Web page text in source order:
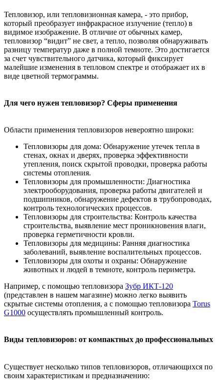
Тепловизор, или тепловизионная камера, - это прибор,
который преобразует инфракрасное излучение (тепло) в
видимое изображение. В отличие от обычных камер,
тепловизор “видит” не свет, а тепло, позволяя обнаруживать
разницу температур даже в полной темноте. Это достигается
за счет чувствительного датчика, который фиксирует
малейшие изменения в тепловом спектре и отображает их в
виде цветной термограммы.
Для чего нужен тепловизор? Сферы применения
Области применения тепловизоров невероятно широки:
Тепловизоры для дома: Обнаружение утечек тепла в
стенах, окнах и дверях, проверка эффективности
утепления, поиск скрытой проводки, проверка работы
системы отопления.
Тепловизоры для промышленности: Диагностика
электрооборудования, проверка работы двигателей и
подшипников, обнаружение дефектов в трубопроводах,
контроль технологических процессов.
Тепловизоры для строительства: Контроль качества
строительства, выявление мест проникновения влаги,
проверка герметичности кровли.
Тепловизоры для медицины: Ранняя диагностика
заболеваний, выявление воспалительных процессов.
Тепловизоры для охоты и охраны: Обнаружение
животных и людей в темноте, контроль периметра.
Например, с помощью тепловизора Зубр ИКТ-120
(представлен в нашем магазине) можно легко выявить
скрытые системы отопления, а с помощью тепловизора Torus
G1000 осуществлять промышленный контроль.
Виды тепловизоров: от компактных до профессиональных
Существует несколько типов тепловизоров, отличающихся по
своим характеристикам и предназначению: